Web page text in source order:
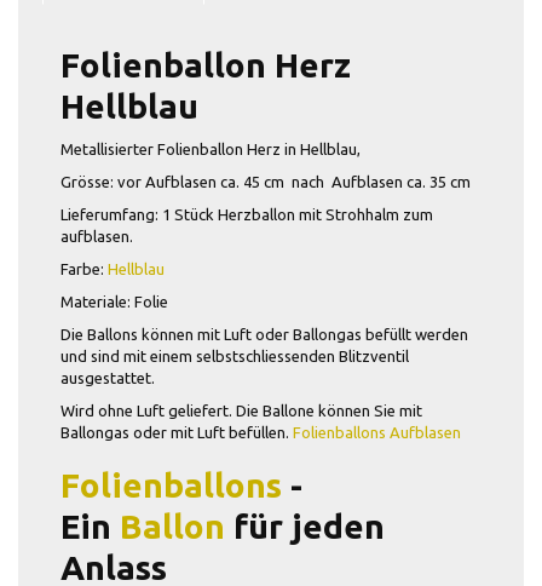
Folienballon Herz
Hellblau
Metallisierter Folienballon Herz in Hellblau,
Grösse: vor Aufblasen ca. 45 cm nach Aufblasen ca. 35 cm
Lieferumfang: 1 Stück Herzballon mit Strohhalm zum
aufblasen.
Farbe: Hellblau
Materiale: Folie
Die Ballons können mit Luft oder Ballongas befüllt werden
und sind mit einem selbstschliessenden Blitzventil
ausgestattet.
Wird ohne Luft geliefert. Die Ballone können Sie mit
Ballongas oder mit Luft befüllen. Folienballons Aufblasen
Folienballons -
Ein Ballon für jeden
Anlass